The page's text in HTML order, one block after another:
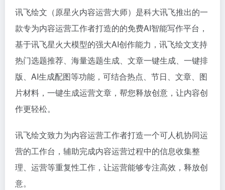
讯飞绘文（原星火内容运营大师）是科大讯飞推出的一
款专为内容运营工作者打造的的免费AI智能写作平台，
基于讯飞星火大模型的强大AI创作能力，讯飞绘文支持
热门选题推荐、海量选题生成、文章一键生成、一键排
版、AI生成配图等功能，可结合热点、节日、文章、图
片材料，一键生成运营文章，帮您释放创意，让内容创
作更轻松。
讯飞绘文致力为内容运营工作者打造一个可人机协同运
营的工作台， 辅助完成内容运营过程中的信息收集整
理、运营等重复性工作，让运营能够专注高效，释放创
意。